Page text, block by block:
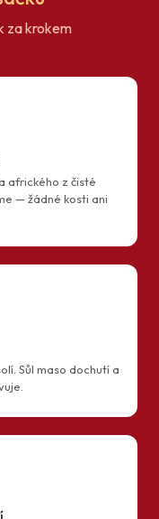
za krokem
afrického z čisté
— žádné kosti ani
Sůl maso dochutí a